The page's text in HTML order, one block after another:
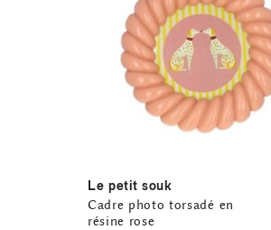
Le petit souk
Cadre photo torsadé en
résine rose